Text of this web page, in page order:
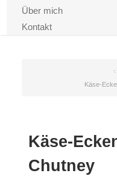
Über mich
Kontakt
Käse-
Käse-
Chutney